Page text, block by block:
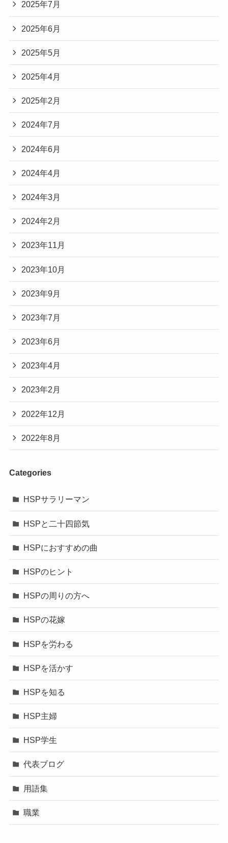
2025年7月
2025年6月
2025年5月
2025年4月
2025年2月
2024年7月
2024年6月
2024年4月
2024年3月
2024年2月
2023年11月
2023年10月
2023年9月
2023年7月
2023年6月
2023年4月
2023年2月
2022年12月
2022年8月
Categories
HSPサラリーマン
HSPと二十四節気
HSPにおすすめの曲
HSPのヒント
HSPの周りの方へ
HSPの花嫁
HSPを労わる
HSPを活かす
HSPを知る
HSP主婦
HSP学生
代表ブログ
用語集
職業